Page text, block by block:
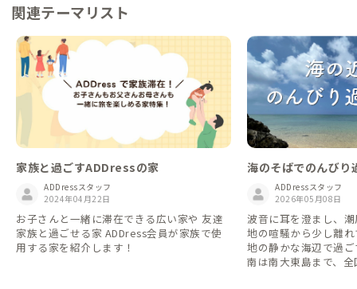
関連テーマリスト
家族と過ごすADDressの家
ADDressスタッフ
2024年04月22日
お子さんと一緒に滞在できる広い家や 友達
家族と過ごせる家 ADDress会員が家族で使
用する家を紹介します！
海のそばでのんびり
ADDressスタッフ
2026年05月08日
波音に耳を澄まし、
地の喧騒から少し離
地の静かな海辺で過
南は南大東島まで、